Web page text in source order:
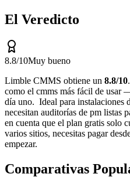
El Veredicto
8.8/10Muy bueno
Limble CMMS obtiene un 8.8/10.
como el cmms más fácil de usar
día uno. Ideal para instalaciones
necesitan auditorías de pm listas
en cuenta que el plan gratis solo
varios sitios, necesitas pagar
empezar.
Comparativas